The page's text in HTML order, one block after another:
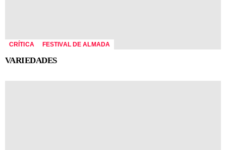
CRÍTICA FESTIVAL DE ALMADA
VARIEDADES